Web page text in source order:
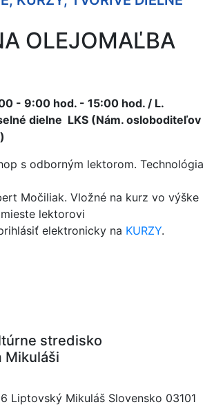
OLEJOMAĽBA
- 9:00 hod. - 15:00 hod. / L.
dielne LKS (Nám. osloboditeľov
s odborným lektorom. Technológia
Močiliak. Vložné na kurz vo výške
lektorovi
elektronicky na KURZY.
stredisko
Mikuláši
Liptovský Mikuláš Slovensko 03101